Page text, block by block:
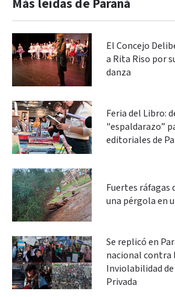
Más leidas de Paraná
El Concejo
a Rita Riso por
danza
Feria del Libro:
"espaldarazo”
editoriales de
Fuertes ráfagas
una pérgola en
Se replicó en
nacional contra
Inviolabilidad
Privada